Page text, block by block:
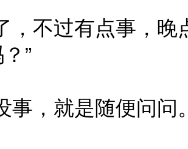
，不过有点事，晚
”
事，就是随便问问